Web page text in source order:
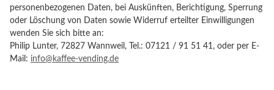
personenbezogenen Daten, bei Auskünften, Berichtigung, Sperrung
oder Löschung von Daten sowie Widerruf erteilter Einwilligungen
wenden Sie sich bitte an:
Philip Lunter, 72827 Wannweil, Tel.: 07121 / 91 51 41, oder per E-
Mail: info@kaffee-vending.de